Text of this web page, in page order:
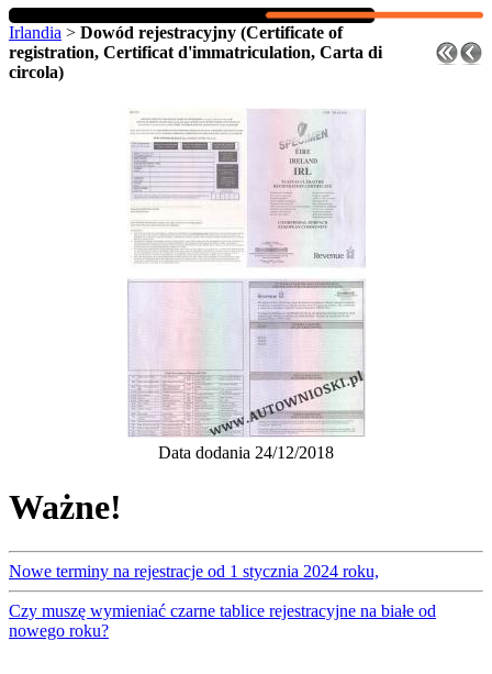
Irlandia > Dowód rejestracyjny (Certificate of
registration, Certificat d'immatriculation, Carta di
circola)
Data dodania 24/12/2018
Ważne!
Nowe terminy na rejestracje od 1 stycznia 2024 roku,
Czy muszę wymieniać czarne tablice rejestracyjne na białe od
nowego roku?